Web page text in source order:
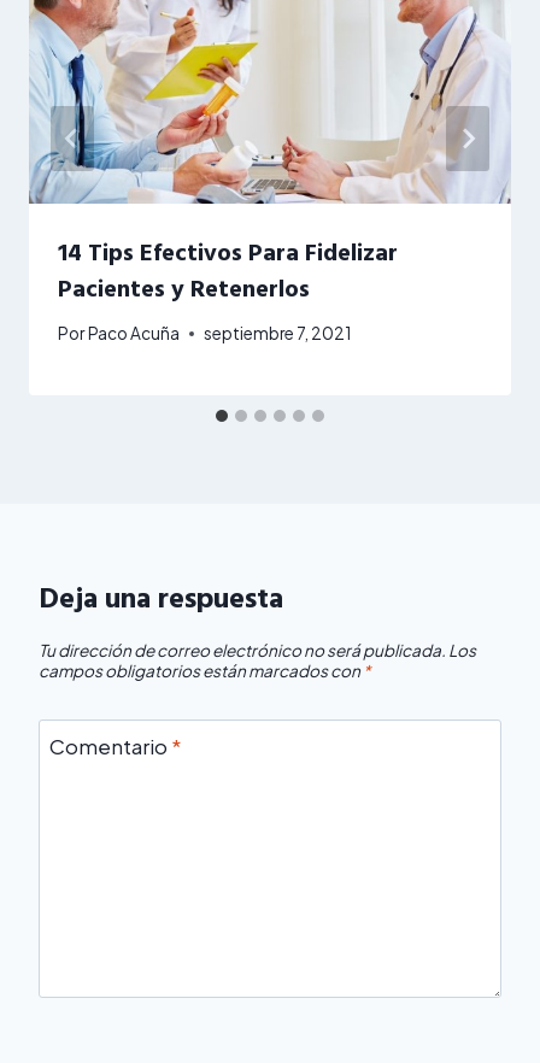
14 Tips Efectivos Para Fidelizar
Pacientes y Retenerlos
PorPaco Acuña septiembre 7, 2021
Deja una respuesta
Tu dirección de correo electrónico no será publicada. Los
campos obligatorios están marcados con *
Comentario *